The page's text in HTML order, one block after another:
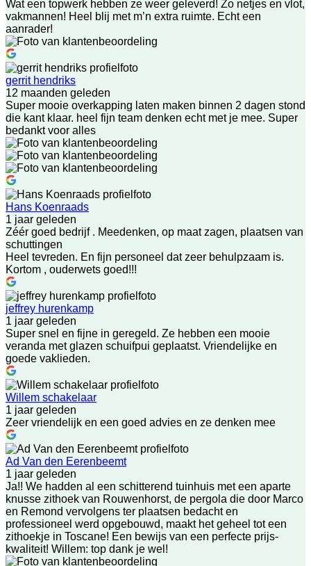
Wat een topwerk hebben ze weer geleverd! Zo netjes en vlot,
vakmannen! Heel blij met m’n extra ruimte. Echt een
aanrader!
gerrit hendriks
12 maanden geleden
Super mooie overkapping laten maken binnen 2 dagen stond
die kant klaar. heel fijn team denken echt met je mee. Super
bedankt voor alles
Hans Koenraads
1 jaar geleden
Zéér goed bedrijf . Meedenken, op maat zagen, plaatsen van
schuttingen
Heel tevreden. En fijn personeel dat zeer behulpzaam is.
Kortom , ouderwets goed!!!
jeffrey hurenkamp
1 jaar geleden
Super snel en fijne in geregeld. Ze hebben een mooie
veranda met glazen schuifpui geplaatst. Vriendelijke en
goede vaklieden.
Willem schakelaar
1 jaar geleden
Zeer vriendelijk en een goed advies en ze denken mee
Ad Van den Eerenbeemt
1 jaar geleden
Ja!! We hadden al een schitterend tuinhuis met een aparte
knusse zithoek van Rouwenhorst, de pergola die door Marco
en Remond vervolgens ter plaatsen bedacht en
professioneel werd opgebouwd, maakt het geheel tot een
zithoekje in Toscane! Een bewijs van een perfecte prijs-
kwaliteit! Willem: top dank je wel!